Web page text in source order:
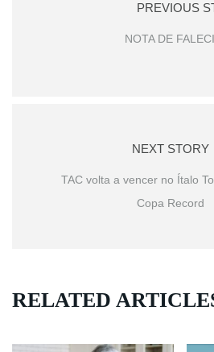
PREVIOUS
NOTA DE
NEXT STORY
TAC volta a vencer no Ítalo
Copa Record
RELATED